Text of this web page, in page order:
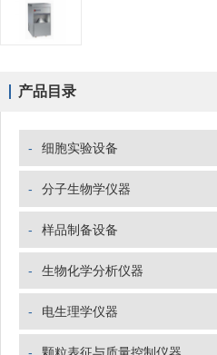
产品目录
- 细胞实验设备
- 分子生物学仪器
- 样品制备设备
- 生物化学分析仪器
- 电生理学仪器